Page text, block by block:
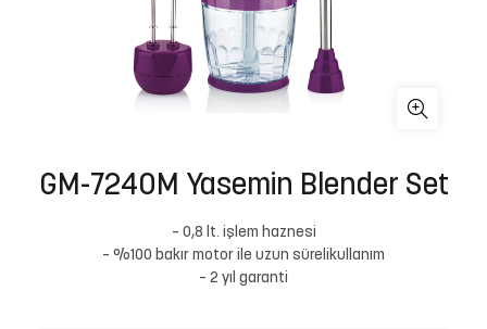
GM-7240M Yasemin Blender Set
– 0,8 lt. işlem haznesi
– %100 bakır motor ile uzun sürelikullanım
– 2 yıl garanti